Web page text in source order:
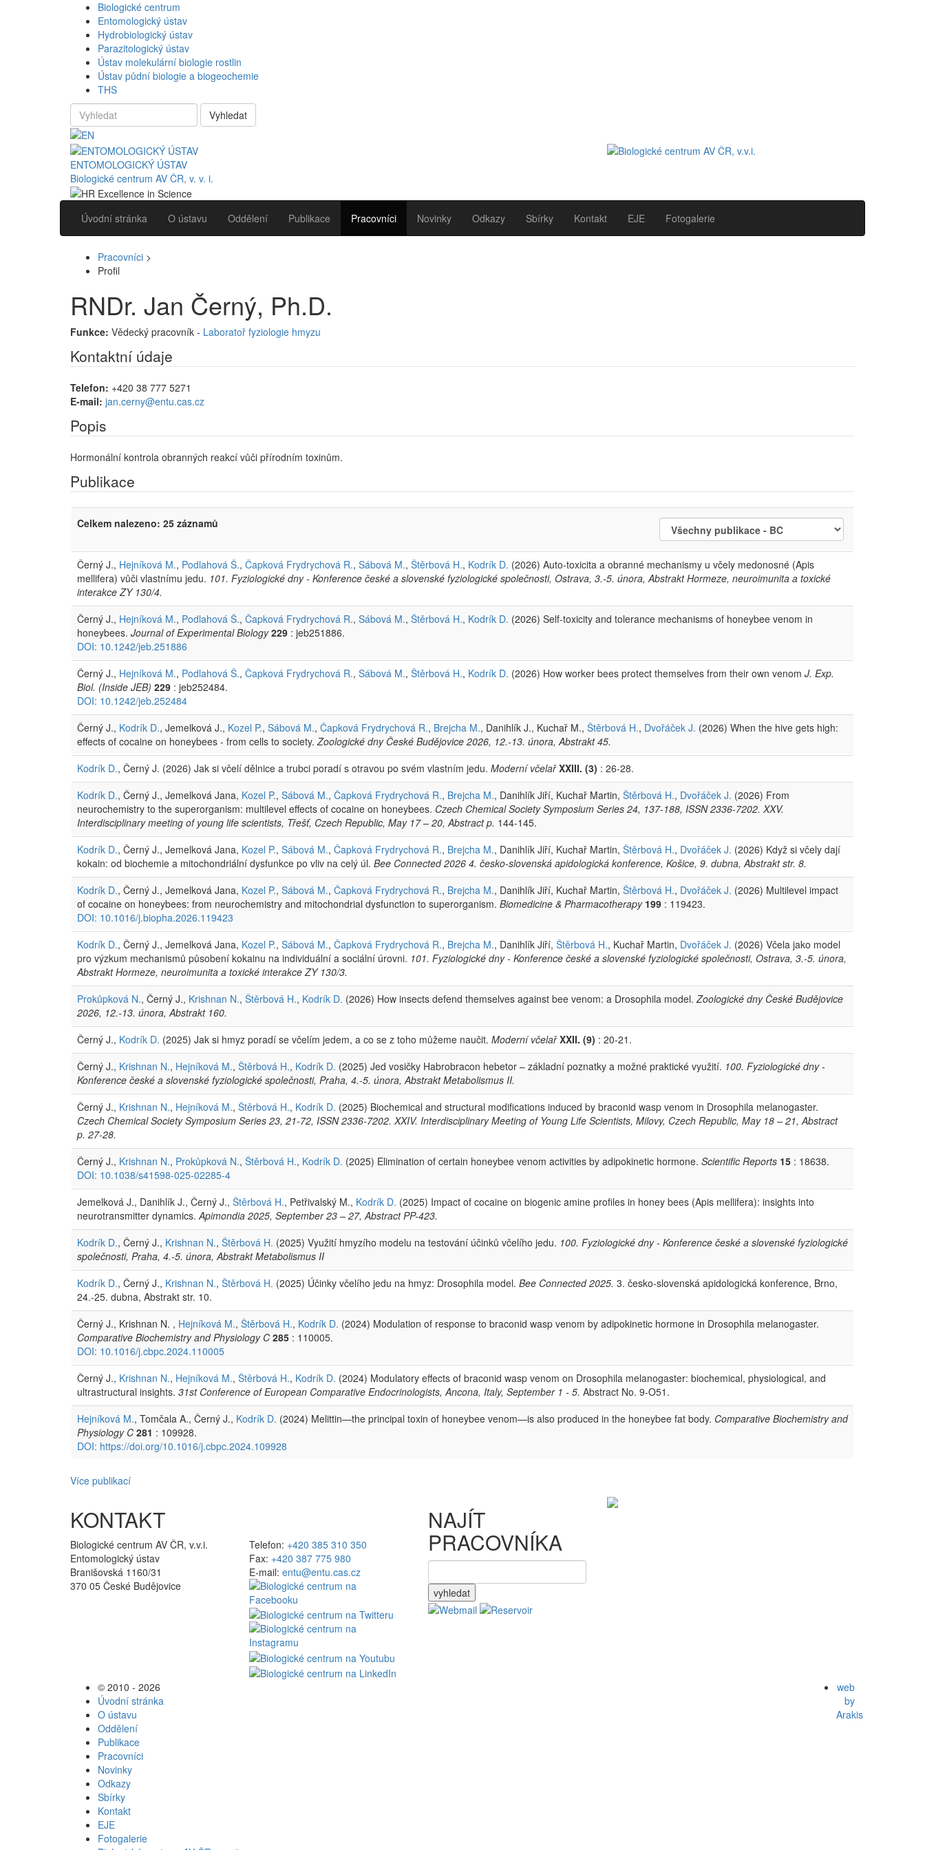
Biologické centrum
Entomologický ústav
Hydrobiologický ústav
Parazitologický ústav
Ústav molekulární biologie rostlin
Ústav půdní biologie a biogeochemie
THS
Vyhledat
ENTOMOLOGICKÝ ÚSTAV
Biologické centrum AV ČR, v. v. i.
Úvodní stránka O ústavu Oddělení Publikace Pracovníci Novinky Odkazy Sbírky Kontakt EJE Fotogalerie
Pracovníci >
Profil
RNDr. Jan Černý, Ph.D.
Funkce: Vědecký pracovník - Laboratoř fyziologie hmyzu
Kontaktní údaje
Telefon: +420 38 777 5271
E-mail: jan.cerny@entu.cas.cz
Popis
Hormonální kontrola obranných reakcí vůči přírodním toxinům.
Publikace
Celkem nalezeno: 25 záznamů
Černý J., Hejníková M., Podlahová Š., Čapková Frydrychová R., Sábová M., Štěrbová H., Kodrík D. (2026) Auto-toxicita a obranné mechanismy u včely medonosné (Apis
mellifera) vůči vlastnímu jedu. 101. Fyziologické dny - Konference české a slovenské fyziologické společnosti, Ostrava, 3.-5. února, Abstrakt Hormeze, neuroimunita a toxické
interakce ZY 130/4.
Černý J., Hejníková M., Podlahová Š., Čapková Frydrychová R., Sábová M., Štěrbová H., Kodrík D. (2026) Self-toxicity and tolerance mechanisms of honeybee venom in
honeybees. Journal of Experimental Biology 229 : jeb251886.
DOI: 10.1242/jeb.251886
Černý J., Hejníková M., Podlahová Š., Čapková Frydrychová R., Sábová M., Štěrbová H., Kodrík D. (2026) How worker bees protect themselves from their own venom J. Exp.
Biol. (Inside JEB) 229 : jeb252484.
DOI: 10.1242/jeb.252484
Černý J., Kodrík D., Jemelková J., Kozel P., Sábová M., Čapková Frydrychová R., Brejcha M., Danihlík J., Kuchař M., Štěrbová H., Dvořáček J. (2026) When the hive gets high:
effects of cocaine on honeybees - from cells to society. Zoologické dny České Budějovice 2026, 12.-13. února, Abstrakt 45.
Kodrík D., Černý J. (2026) Jak si včelí dělnice a trubci poradí s otravou po svém vlastním jedu. Moderní včelař XXIII. (3) : 26-28.
Kodrík D., Černý J., Jemelková Jana, Kozel P., Sábová M., Čapková Frydrychová R., Brejcha M., Danihlík Jiří, Kuchař Martin, Štěrbová H., Dvořáček J. (2026) From
neurochemistry to the superorganism: multilevel effects of cocaine on honeybees. Czech Chemical Society Symposium Series 24, 137-188, ISSN 2336-7202. XXV.
Interdisciplinary meeting of young life scientists, Třešť, Czech Republic, May 17 – 20, Abstract p. 144-145.
Kodrík D., Černý J., Jemelková Jana, Kozel P., Sábová M., Čapková Frydrychová R., Brejcha M., Danihlík Jiří, Kuchař Martin, Štěrbová H., Dvořáček J. (2026) Když si včely dají
kokain: od biochemie a mitochondriální dysfunkce po vliv na celý úl. Bee Connected 2026 4. česko-slovenská apidologická konference, Košice, 9. dubna, Abstrakt str. 8.
Kodrík D., Černý J., Jemelková Jana, Kozel P., Sábová M., Čapková Frydrychová R., Brejcha M., Danihlík Jiří, Kuchař Martin, Štěrbová H., Dvořáček J. (2026) Multilevel impact
of cocaine on honeybees: from neurochemistry and mitochondrial dysfunction to superorganism. Biomedicine & Pharmacotherapy 199 : 119423.
DOI: 10.1016/j.biopha.2026.119423
Kodrík D., Černý J., Jemelková Jana, Kozel P., Sábová M., Čapková Frydrychová R., Brejcha M., Danihlík Jiří, Štěrbová H., Kuchař Martin, Dvořáček J. (2026) Včela jako model
pro výzkum mechanismů působení kokainu na individuální a sociální úrovni. 101. Fyziologické dny - Konference české a slovenské fyziologické společnosti, Ostrava, 3.-5. února,
Abstrakt Hormeze, neuroimunita a toxické interakce ZY 130/3.
Prokůpková N., Černý J., Krishnan N., Štěrbová H., Kodrík D. (2026) How insects defend themselves against bee venom: a Drosophila model. Zoologické dny České Budějovice
2026, 12.-13. února, Abstrakt 160.
Černý J., Kodrík D. (2025) Jak si hmyz poradí se včelím jedem, a co se z toho můžeme naučit. Moderní včelař XXII. (9) : 20-21.
Černý J., Krishnan N., Hejníková M., Štěrbová H., Kodrík D. (2025) Jed vosičky Habrobracon hebetor – základní poznatky a možné praktické využití. 100. Fyziologické dny -
Konference české a slovenské fyziologické společnosti, Praha, 4.-5. února, Abstrakt Metabolismus II.
Černý J., Krishnan N., Hejníková M., Štěrbová H., Kodrík D. (2025) Biochemical and structural modifications induced by braconid wasp venom in Drosophila melanogaster.
Czech Chemical Society Symposium Series 23, 21-72, ISSN 2336-7202. XXIV. Interdisciplinary Meeting of Young Life Scientists, Milovy, Czech Republic, May 18 – 21, Abstract
p. 27-28.
Černý J., Krishnan N., Prokůpková N., Štěrbová H., Kodrík D. (2025) Elimination of certain honeybee venom activities by adipokinetic hormone. Scientific Reports 15 : 18638.
DOI: 10.1038/s41598-025-02285-4
Jemelková J., Danihlík J., Černý J., Štěrbová H., Petřivalský M., Kodrík D. (2025) Impact of cocaine on biogenic amine profiles in honey bees (Apis mellifera): insights into
neurotransmitter dynamics. Apimondia 2025, September 23 – 27, Abstract PP-423.
Kodrík D., Černý J., Krishnan N., Štěrbová H. (2025) Využití hmyzího modelu na testování účinků včelího jedu. 100. Fyziologické dny - Konference české a slovenské fyziologické
společnosti, Praha, 4.-5. února, Abstrakt Metabolismus II
Kodrík D., Černý J., Krishnan N., Štěrbová H. (2025) Účinky včelího jedu na hmyz: Drosophila model. Bee Connected 2025. 3. česko-slovenská apidologická konference, Brno,
24.-25. dubna, Abstrakt str. 10.
Černý J., Krishnan N. , Hejníková M., Štěrbová H., Kodrík D. (2024) Modulation of response to braconid wasp venom by adipokinetic hormone in Drosophila melanogaster.
Comparative Biochemistry and Physiology C 285 : 110005.
DOI: 10.1016/j.cbpc.2024.110005
Černý J., Krishnan N., Hejníková M., Štěrbová H., Kodrík D. (2024) Modulatory effects of braconid wasp venom on Drosophila melanogaster: biochemical, physiological, and
ultrastructural insights. 31st Conference of European Comparative Endocrinologists, Ancona, Italy, September 1 - 5. Abstract No. 9-O51.
Hejníková M., Tomčala A., Černý J., Kodrík D. (2024) Melittin—the principal toxin of honeybee venom—is also produced in the honeybee fat body. Comparative Biochemistry and
Physiology C 281 : 109928.
DOI: https://doi.org/10.1016/j.cbpc.2024.109928
Více publikací
KONTAKT
Biologické centrum AV ČR, v.v.i.
Entomologický ústav
Branišovská 1160/31
370 05 České Budějovice
Telefon: +420 385 310 350
Fax: +420 387 775 980
E-mail: entu@entu.cas.cz
NAJÍT
PRACOVNÍKA
vyhledat
© 2010 - 2026
Úvodní stránka
O ústavu
Oddělení
Publikace
Pracovníci
Novinky
Odkazy
Sbírky
Kontakt
EJE
Fotogalerie
web
by
Arakis